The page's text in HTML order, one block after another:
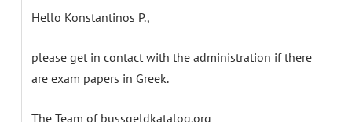
Hello Konstantinos P.,
please get in contact with the administration if there
are exam papers in Greek.
The Team of bussgeldkatalog.org